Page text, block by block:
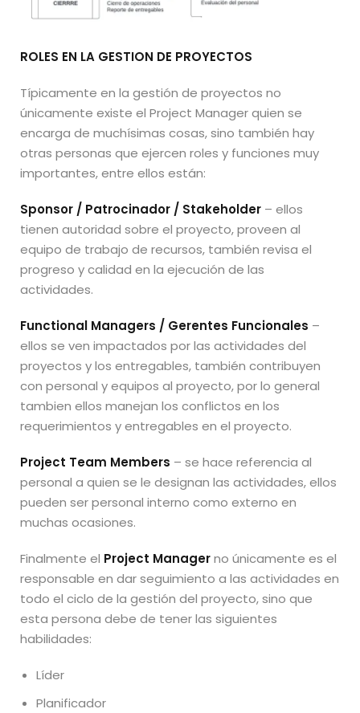
ROLES EN LA GESTION DE PROYECTOS
Típicamente en la gestión de proyectos no
únicamente existe el Project Manager quien se
encarga de muchísimas cosas, sino también hay
otras personas que ejercen roles y funciones muy
importantes, entre ellos están:
Sponsor / Patrocinador / Stakeholder – ellos
tienen autoridad sobre el proyecto, proveen al
equipo de trabajo de recursos, también revisa el
progreso y calidad en la ejecución de las
actividades.
Functional Managers / Gerentes Funcionales –
ellos se ven impactados por las actividades del
proyectos y los entregables, también contribuyen
con personal y equipos al proyecto, por lo general
tambien ellos manejan los conflictos en los
requerimientos y entregables en el proyecto.
Project Team Members – se hace referencia al
personal a quien se le designan las actividades, ellos
pueden ser personal interno como externo en
muchas ocasiones.
Finalmente el Project Managerno únicamente es el
responsable en dar seguimiento a las actividades en
todo el ciclo de la gestión del proyecto, sino que
esta persona debe de tener las siguientes
habilidades:
Líder
Planificador